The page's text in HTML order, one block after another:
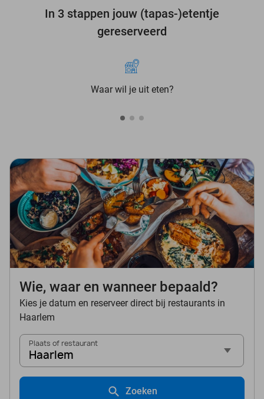
In 3 stappen jouw (tapas-)etentje
gereserveerd
Waar wil je uit eten?
Wie, waar en wanneer bepaald?
Kies je datum en reserveer direct bij restaurants in
Haarlem
Plaats of restaurant
Haarlem
Zoeken